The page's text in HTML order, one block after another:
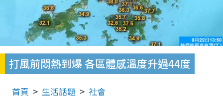
打風前悶熱到爆 各區體感溫度升過44度
首頁 生活話題 社會